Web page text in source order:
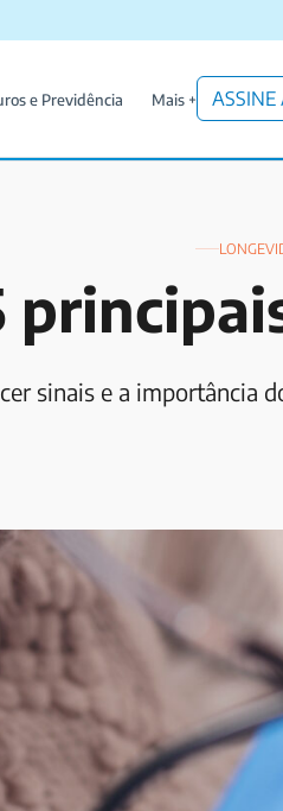
e Previdência Mais + ASSINE
sinais e a importância